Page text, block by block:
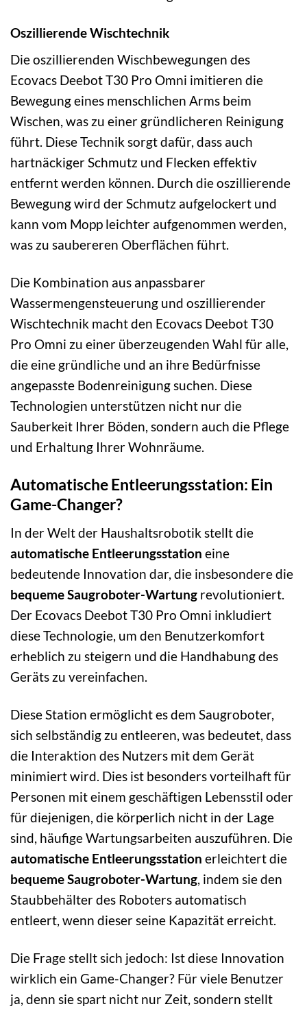
Oszillierende Wischtechnik
Die oszillierenden Wischbewegungen des
Ecovacs Deebot T30 Pro Omni imitieren die
Bewegung eines menschlichen Arms beim
Wischen, was zu einer gründlicheren Reinigung
führt. Diese Technik sorgt dafür, dass auch
hartnäckiger Schmutz und Flecken effektiv
entfernt werden können. Durch die oszillierende
Bewegung wird der Schmutz aufgelockert und
kann vom Mopp leichter aufgenommen werden,
was zu saubereren Oberflächen führt.
Die Kombination aus anpassbarer
Wassermengensteuerung und oszillierender
Wischtechnik macht den Ecovacs Deebot T30
Pro Omni zu einer überzeugenden Wahl für alle,
die eine gründliche und an ihre Bedürfnisse
angepasste Bodenreinigung suchen. Diese
Technologien unterstützen nicht nur die
Sauberkeit Ihrer Böden, sondern auch die Pflege
und Erhaltung Ihrer Wohnräume.
Automatische Entleerungsstation: Ein
Game-Changer?
In der Welt der Haushaltsrobotik stellt die
automatische Entleerungsstation eine
bedeutende Innovation dar, die insbesondere die
bequeme Saugroboter-Wartung revolutioniert.
Der Ecovacs Deebot T30 Pro Omni inkludiert
diese Technologie, um den Benutzerkomfort
erheblich zu steigern und die Handhabung des
Geräts zu vereinfachen.
Diese Station ermöglicht es dem Saugroboter,
sich selbständig zu entleeren, was bedeutet, dass
die Interaktion des Nutzers mit dem Gerät
minimiert wird. Dies ist besonders vorteilhaft für
Personen mit einem geschäftigen Lebensstil oder
für diejenigen, die körperlich nicht in der Lage
sind, häufige Wartungsarbeiten auszuführen. Die
automatische Entleerungsstation erleichtert die
bequeme Saugroboter-Wartung , indem sie den
Staubbehälter des Roboters automatisch
entleert, wenn dieser seine Kapazität erreicht.
Die Frage stellt sich jedoch: Ist diese Innovation
wirklich ein Game-Changer? Für viele Benutzer
ja, denn sie spart nicht nur Zeit, sondern stellt